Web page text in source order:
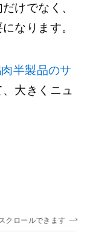
けでなく、
なります。
半製品のサ
、大きくニュ
クロールできます